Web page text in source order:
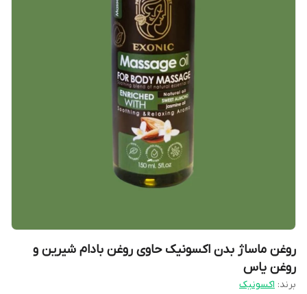
روغن ماساژ بدن اکسونیک حاوی روغن بادام شیرین و
روغن یاس
برند: اکسونیک